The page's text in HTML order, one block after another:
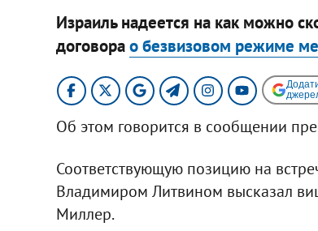
Израиль надеется на как можно
договорао безвизовом режиме
Об этом говорится в сообщении
Соответствующую позицию на
Владимиром Литвином высказал
Миллер.